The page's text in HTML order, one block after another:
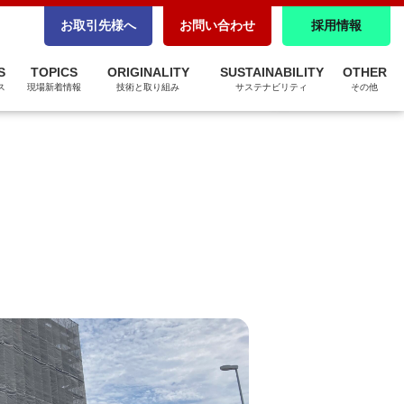
TOPICS
現場新着情報
ORIGINALITY
技術と取り組み
SUSTAINABILITY
サステナビリティ
OTHER
その他
パートナーシップ構築宣言
ZEBへの取り組み
お取引先様へ お問い合わせ 採用情報